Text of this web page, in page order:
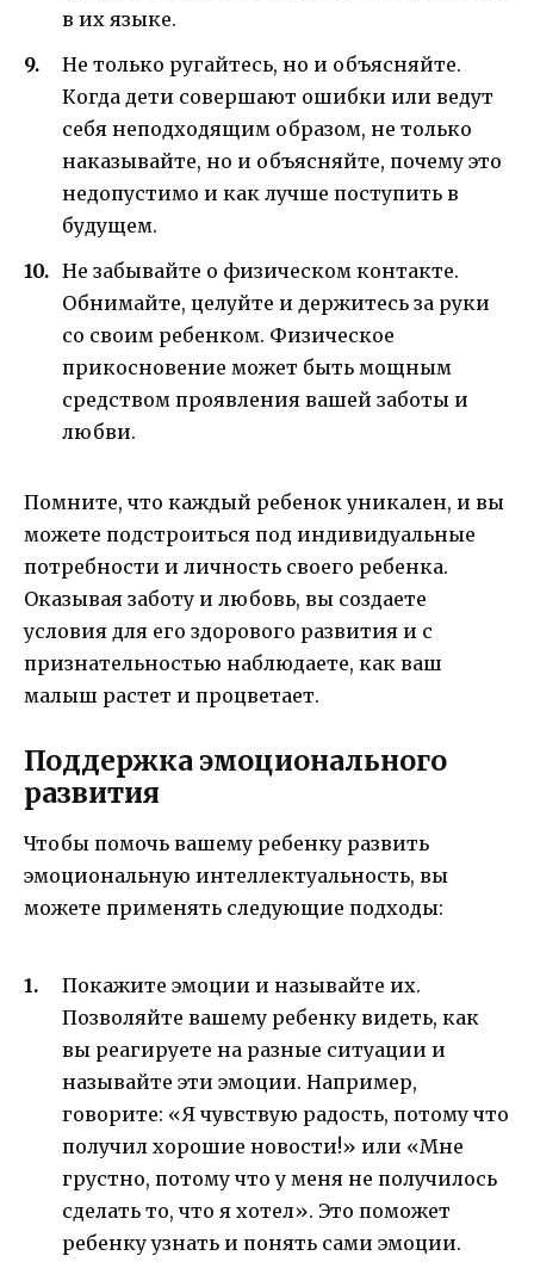
в их языке.
Не только ругайтесь, но и объясняйте.
Когда дети совершают ошибки или ведут
себя неподходящим образом, не только
наказывайте, но и объясняйте, почему это
недопустимо и как лучше поступить в
будущем.
Не забывайте о физическом контакте.
Обнимайте, целуйте и держитесь за руки
со своим ребенком. Физическое
прикосновение может быть мощным
средством проявления вашей заботы и
любви.
Помните, что каждый ребенок уникален, и вы
можете подстроиться под индивидуальные
потребности и личность своего ребенка.
Оказывая заботу и любовь, вы создаете
условия для его здорового развития и с
признательностью наблюдаете, как ваш
малыш растет и процветает.
Поддержка эмоционального
развития
Чтобы помочь вашему ребенку развить
эмоциональную интеллектуальность, вы
можете применять следующие подходы:
Покажите эмоции и называйте их.
Позволяйте вашему ребенку видеть, как
вы реагируете на разные ситуации и
называйте эти эмоции. Например,
говорите: «Я чувствую радость, потому что
получил хорошие новости!» или «Мне
грустно, потому что у меня не получилось
сделать то, что я хотел». Это поможет
ребенку узнать и понять сами эмоции.